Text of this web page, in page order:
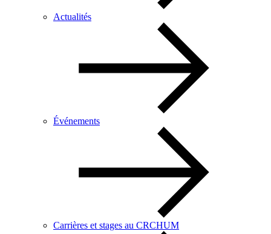
Actualités
Événements
Carrières et stages au CRCHUM